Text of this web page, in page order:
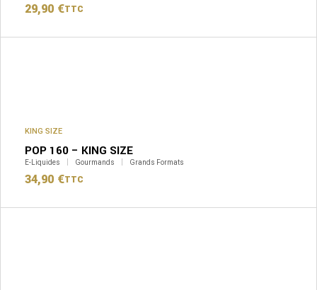
29,90 €TTC
KING SIZE
POP 160 – KING SIZE
E-Liquides Gourmands Grands Formats
34,90 €TTC